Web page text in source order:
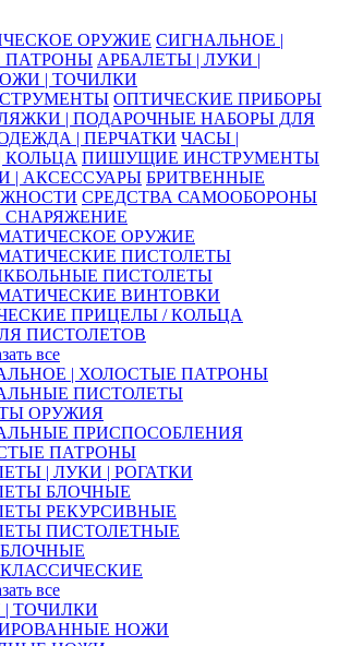
ОРУЖИЕ СИГНАЛЬНОЕ |
ПАТРОНЫ АРБАЛЕТЫ | ЛУКИ |
| ТОЧИЛКИ
ОПТИЧЕСКИЕ ПРИБОРЫ
| ПОДАРОЧНЫЕ НАБОРЫ ДЛЯ
| ПЕРЧАТКИ ЧАСЫ |
КОЛЬЦА ПИШУЩИЕ ИНСТРУМЕНТЫ
| АКСЕССУАРЫ БРИТВЕННЫЕ
СРЕДСТВА САМООБОРОНЫ
СНАРЯЖЕНИЕ
ОРУЖИЕ
ПИСТОЛЕТЫ
ПИСТОЛЕТЫ
ВИНТОВКИ
ПРИЦЕЛЫ / КОЛЬЦА
ПИСТОЛЕТОВ
все
| ХОЛОСТЫЕ ПАТРОНЫ
ПИСТОЛЕТЫ
ОРУЖИЯ
ПРИСПОСОБЛЕНИЯ
ПАТРОНЫ
| ЛУКИ | РОГАТКИ
БЛОЧНЫЕ
РЕКУРСИВНЫЕ
ПИСТОЛЕТНЫЕ
все
ТОЧИЛКИ
НОЖИ